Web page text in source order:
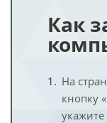
Как
На
кнопку